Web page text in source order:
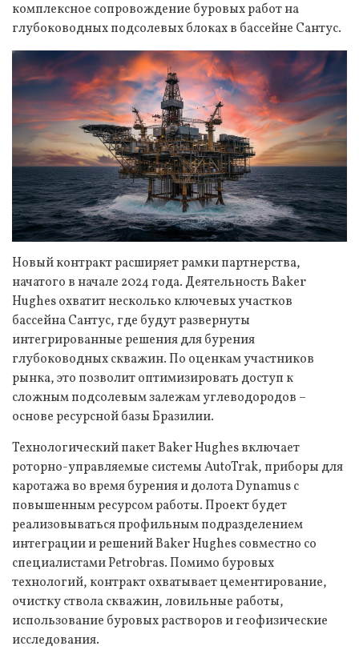
комплексное сопровождение буровых работ на
глубоководных подсолевых блоках в бассейне Сантус.
Новый контракт расширяет рамки партнерства,
начатого в начале 2024 года. Деятельность Baker
Hughes охватит несколько ключевых участков
бассейна Сантус, где будут развернуты
интегрированные решения для бурения
глубоководных скважин. По оценкам участников
рынка, это позволит оптимизировать доступ к
сложным подсолевым залежам углеводородов –
основе ресурсной базы Бразилии.
Технологический пакет Baker Hughes включает
роторно-управляемые системы AutoTrak, приборы для
каротажа во время бурения и долота Dynamus с
повышенным ресурсом работы. Проект будет
реализовываться профильным подразделением
интеграции и решений Baker Hughes совместно со
специалистами Petrobras. Помимо буровых
технологий, контракт охватывает цементирование,
очистку ствола скважин, ловильные работы,
использование буровых растворов и геофизические
исследования.